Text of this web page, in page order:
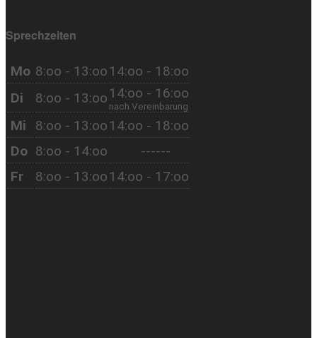
Sprechzeiten
Mo 8:oo - 13:oo14:oo - 18:oo
Di
8:oo - 13:oo14:oo - 16:oo
nach Vereinbarung
Mi 8:oo - 13:oo14:oo - 18:oo
Do 8:oo - 14:oo
------
Fr
8:oo - 13:oo14:oo - 17:oo